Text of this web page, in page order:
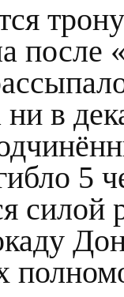
в
5
силой